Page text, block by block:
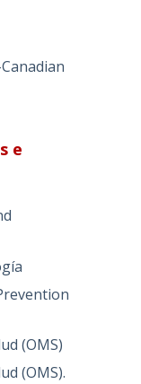
e
(OMS)
(OMS).